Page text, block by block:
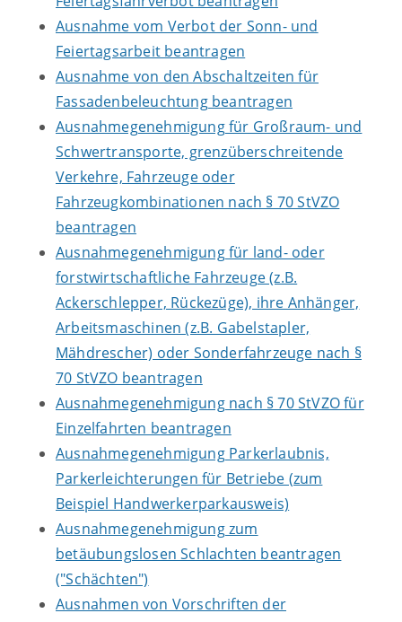
Ausnahme vom Verbot der Sonn- und
Feiertagsarbeit beantragen
Ausnahme von den Abschaltzeiten für
Fassadenbeleuchtung beantragen
Ausnahmegenehmigung für Großraum- und
Schwertransporte, grenzüberschreitende
Verkehre, Fahrzeuge oder
Fahrzeugkombinationen nach § 70 StVZO
beantragen
Ausnahmegenehmigung für land- oder
forstwirtschaftliche Fahrzeuge (z.B.
Ackerschlepper, Rückezüge), ihre Anhänger,
Arbeitsmaschinen (z.B. Gabelstapler,
Mähdrescher) oder Sonderfahrzeuge nach §
70 StVZO beantragen
Ausnahmegenehmigung nach § 70 StVZO für
Einzelfahrten beantragen
Ausnahmegenehmigung Parkerlaubnis,
Parkerleichterungen für Betriebe (zum
Beispiel Handwerkerparkausweis)
Ausnahmegenehmigung zum
betäubungslosen Schlachten beantragen
("Schächten")
Ausnahmen von Vorschriften der